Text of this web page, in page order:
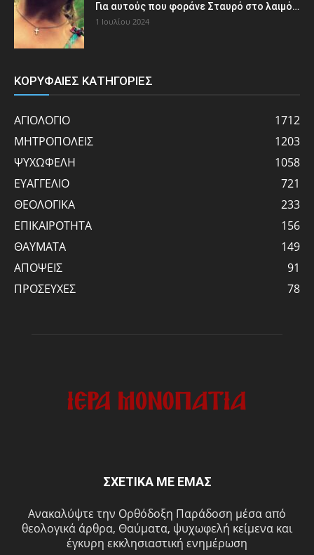
Για αυτούς που φοράνε Σταυρό στο λαιμό…
1 Ιουλίου 2024
ΚΟΡΥΦΑΙΕΣ ΚΑΤΗΓΟΡΙΕΣ
ΑΓΙΟΛΟΓΙΟ
1712
ΜΗΤΡΟΠΟΛΕΙΣ
1203
ΨΥΧΩΦΕΛΗ
1058
ΕΥΑΓΓΕΛΙΟ
721
ΘΕΟΛΟΓΙΚΑ
233
ΕΠΙΚΑΙΡΟΤΗΤΑ
156
ΘΑΥΜΑΤΑ
149
ΑΠΟΨΕΙΣ
91
ΠΡΟΣΕΥΧΕΣ
78
ΣΧΕΤΙΚΑ ΜΕ ΕΜΑΣ
Ανακαλύψτε την Ορθόδοξη Παράδοση μέσα από
θεολογικά άρθρα, Θαύματα, ψυχωφελή κείμενα και
έγκυρη εκκλησιαστική ενημέρωση